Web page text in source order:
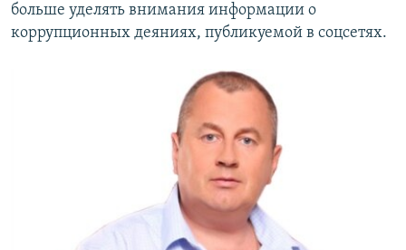
больше уделять внимания информации о
коррупционных деяниях, публикуемой в соцсетях.